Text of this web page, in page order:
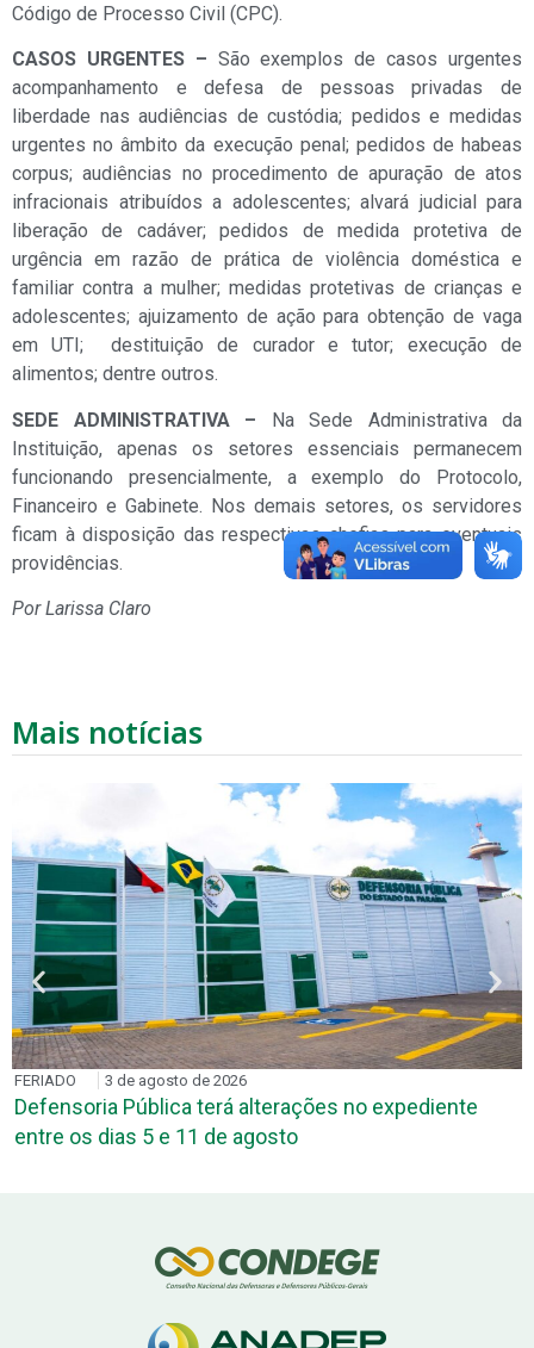
Código de Processo Civil (CPC).
CASOS URGENTES – São exemplos de casos urgentes
acompanhamento e defesa de pessoas privadas de
liberdade nas audiências de custódia; pedidos e medidas
urgentes no âmbito da execução penal; pedidos de habeas
corpus; audiências no procedimento de apuração de atos
infracionais atribuídos a adolescentes; alvará judicial para
liberação de cadáver; pedidos de medida protetiva de
urgência em razão de prática de violência doméstica e
familiar contra a mulher; medidas protetivas de crianças e
adolescentes; ajuizamento de ação para obtenção de vaga
em UTI; destituição de curador e tutor; execução de
alimentos; dentre outros.
SEDE ADMINISTRATIVA – Na Sede Administrativa da
Instituição, apenas os setores essenciais permanecem
funcionando presencialmente, a exemplo do Protocolo,
Financeiro e Gabinete. Nos demais setores, os servidores
ficam à disposição das respectivas chefias para eventuais
providências.
Por Larissa Claro
Mais notícias
FERIADO 3 de agosto de 2026
Defensoria Pública terá alterações no expediente
entre os dias 5 e 11 de agosto